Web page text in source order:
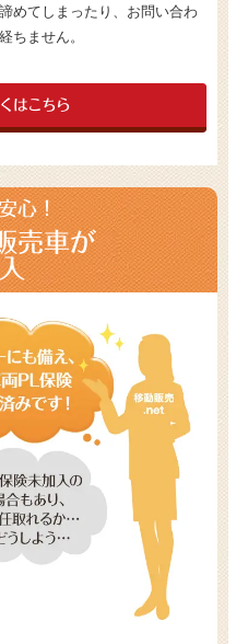
めてしまったり、お問い合わ
ちません。
はこちら
心！
売車が